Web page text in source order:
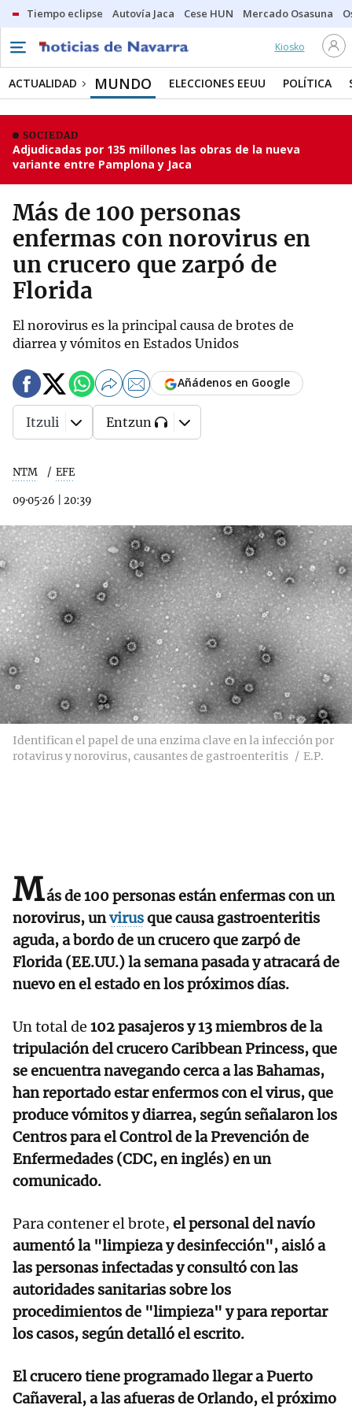
Tiempo eclipse Autovía Jaca Cese HUN Mercado Osasuna
Kiosko
ACTUALIDAD MUNDO ELECCIONES EEUU POLÍTICA
SOCIEDAD
Adjudicadas por 135 millones las obras de la nueva
variante entre Pamplona y Jaca
Más de 100 personas
enfermas con norovirus en
un crucero que zarpó de
Florida
El norovirus es la principal causa de brotes de
diarrea y vómitos en Estados Unidos
NTM EFE
09·05·26 20:39
Añádenos en Google
Itzuli Entzun
Identifican el papel de una enzima clave en la infección por
rotavirus y norovirus, causantes de gastroenteritis
E.P.
Más de 100 personas están enfermas con un
norovirus, unvirusque causa gastroenteritis
aguda, a bordo de un crucero que zarpó de
Florida (EE.UU.) la semana pasada y atracará de
nuevo en el estado en los próximos días.
Un total de 102 pasajeros y 13 miembros de la
tripulación del crucero Caribbean Princess, que
se encuentra navegando cerca a las Bahamas,
han reportado estar enfermos con el virus, que
produce vómitos y diarrea, según señalaron los
Centros para el Control de la Prevención de
Enfermedades (CDC, en inglés) en un
comunicado.
Para contener el brote, el personal del navío
aumentó la "limpieza y desinfección", aisló a
las personas infectadas y consultó con las
autoridades sanitarias sobre los
procedimientos de "limpieza" y para reportar
los casos, según detalló el escrito.
El crucero tiene programado llegar a Puerto
Cañaveral, a las afueras de Orlando, el próximo